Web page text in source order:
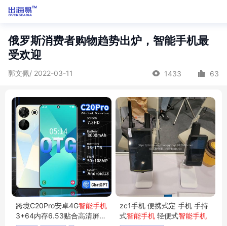
俄罗斯消费者购物趋势出炉，智能手机最
受欢迎
郭文佩/ 2022-03-11 1433 63
跨境C20Pro安卓4G智能手机
3+64内存6.53贴合高清屏2
zc1手机 便携式定 手机 手持
式智能手机 轻便式智能手机